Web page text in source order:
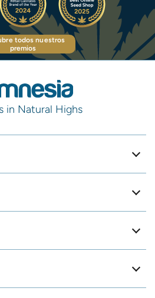
todos nuestros
premios
in Natural Highs